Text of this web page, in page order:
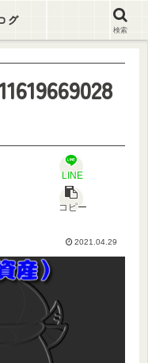
から
LINE
コピー
2021.04.29
グ
検索